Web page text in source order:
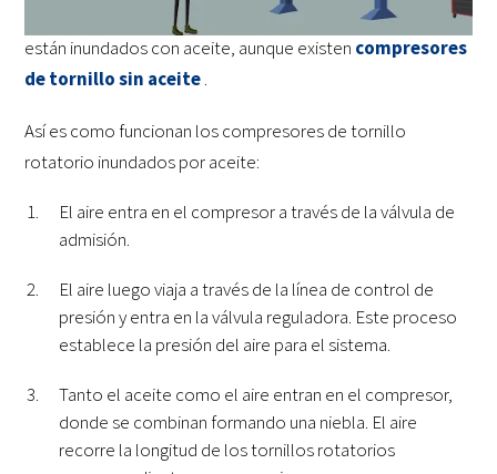
roscas de los tornillos. La mayoría de los tornillos rotativos
están inundados con aceite, aunque existen compresores
de tornillo sin aceite.
Así es como funcionan los compresores de tornillo
rotatorio inundados por aceite:
El aire entra en el compresor a través de la válvula de
admisión.
El aire luego viaja a través de la línea de control de
presión y entra en la válvula reguladora. Este proceso
establece la presión del aire para el sistema.
Tanto el aceite como el aire entran en el compresor,
donde se combinan formando una niebla. El aire
recorre la longitud de los tornillos rotatorios